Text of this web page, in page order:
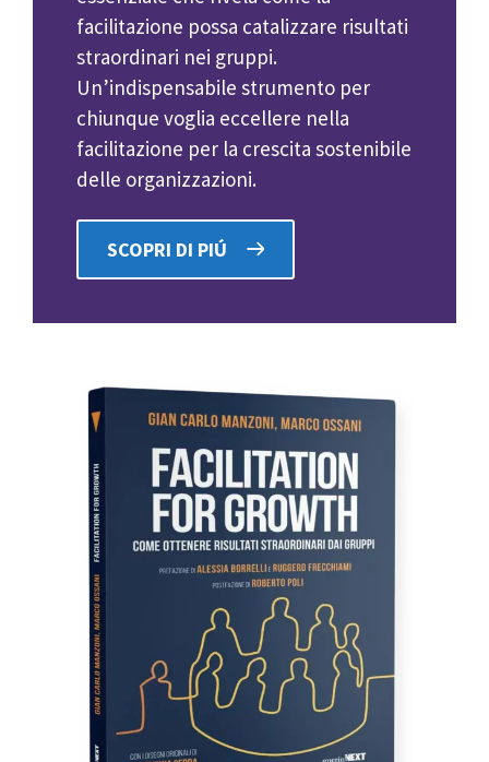
facilitazione possa catalizzare risultati
straordinari nei gruppi.
Un’indispensabile strumento per
chiunque voglia eccellere nella
facilitazione per la crescita sostenibile
delle organizzazioni.
SCOPRI DI PIÚ